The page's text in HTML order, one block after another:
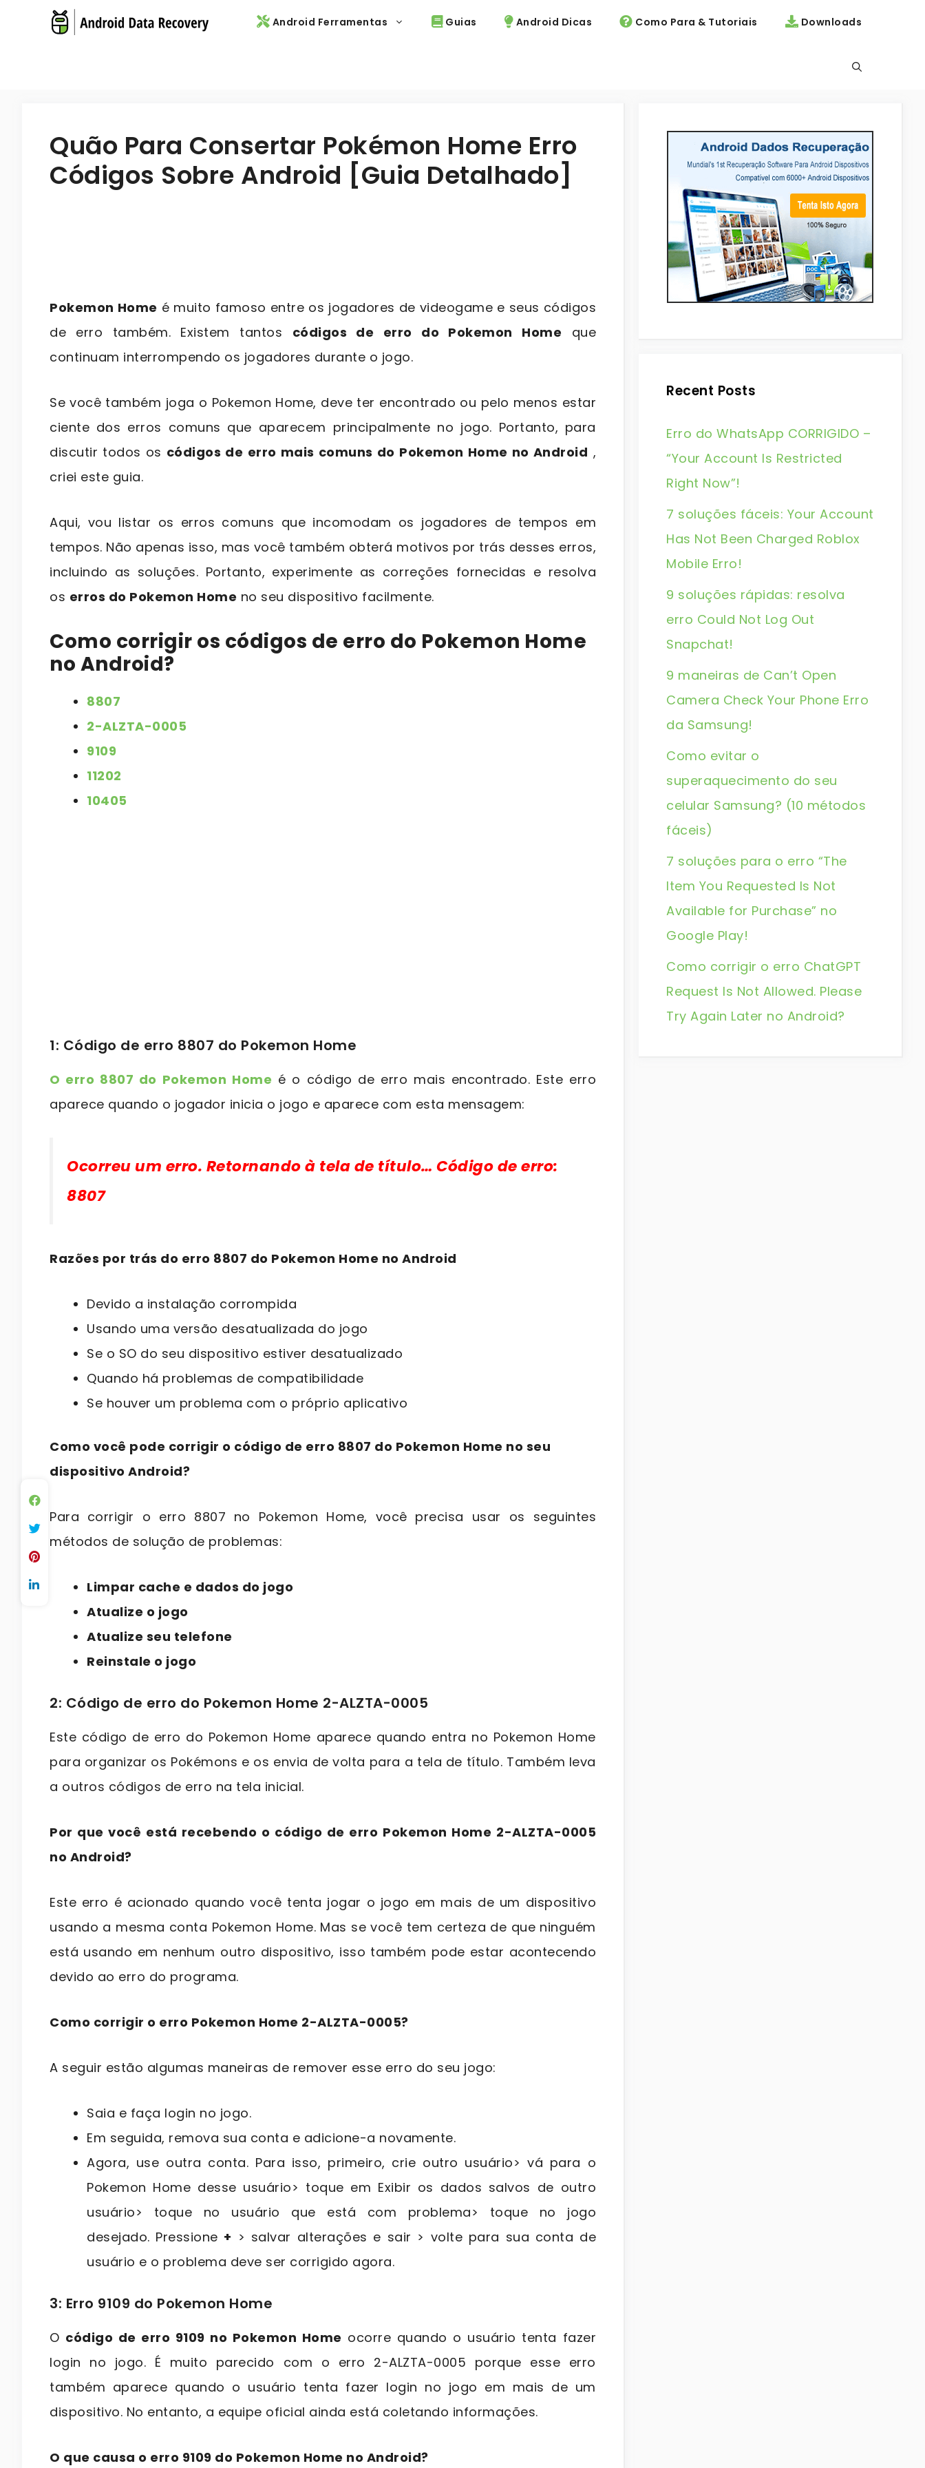
Android Ferramentas Guias Android Dicas Como Para & Tutoriais Downloads
Quão Para Consertar Pokémon Home Erro
Códigos Sobre Android [Guia Detalhado]
Pokemon Home é muito famoso entre os jogadores de videogame e seus códigos
de erro também. Existem tantos códigos de erro do Pokemon Home que
continuam interrompendo os jogadores durante o jogo.
Se você também joga o Pokemon Home, deve ter encontrado ou pelo menos estar
ciente dos erros comuns que aparecem principalmente no jogo. Portanto, para
discutir todos os códigos de erro mais comuns do Pokemon Home no Android ,
criei este guia.
Aqui, vou listar os erros comuns que incomodam os jogadores de tempos em
tempos. Não apenas isso, mas você também obterá motivos por trás desses erros,
incluindo as soluções. Portanto, experimente as correções fornecidas e resolva
os erros do Pokemon Home no seu dispositivo facilmente.
Como corrigir os códigos de erro do Pokemon Home
no Android?
8807
2-ALZTA-0005
9109
11202
10405
1: Código de erro 8807 do Pokemon Home
O erro 8807 do Pokemon Home é o código de erro mais encontrado. Este erro
aparece quando o jogador inicia o jogo e aparece com esta mensagem:
Ocorreu um erro. Retornando à tela de título… Código de erro:
8807
Razões por trás do erro 8807 do Pokemon Home no Android
Devido a instalação corrompida
Usando uma versão desatualizada do jogo
Se o SO do seu dispositivo estiver desatualizado
Quando há problemas de compatibilidade
Se houver um problema com o próprio aplicativo
Como você pode corrigir o código de erro 8807 do Pokemon Home no seu
dispositivo Android?
Para corrigir o erro 8807 no Pokemon Home, você precisa usar os seguintes
métodos de solução de problemas:
Limpar cache e dados do jogo
Atualize o jogo
Atualize seu telefone
Reinstale o jogo
2: Código de erro do Pokemon Home 2-ALZTA-0005
Este código de erro do Pokemon Home aparece quando entra no Pokemon Home
para organizar os Pokémons e os envia de volta para a tela de título. Também leva
a outros códigos de erro na tela inicial.
Por que você está recebendo o código de erro Pokemon Home 2-ALZTA-0005
no Android?
Este erro é acionado quando você tenta jogar o jogo em mais de um dispositivo
usando a mesma conta Pokemon Home. Mas se você tem certeza de que ninguém
está usando em nenhum outro dispositivo, isso também pode estar acontecendo
devido ao erro do programa.
Como corrigir o erro Pokemon Home 2-ALZTA-0005?
A seguir estão algumas maneiras de remover esse erro do seu jogo:
Saia e faça login no jogo.
Em seguida, remova sua conta e adicione-a novamente.
Agora, use outra conta. Para isso, primeiro, crie outro usuário> vá para o
Pokemon Home desse usuário> toque em Exibir os dados salvos de outro
usuário> toque no usuário que está com problema> toque no jogo
desejado. Pressione + > salvar alterações e sair > volte para sua conta de
usuário e o problema deve ser corrigido agora.
3: Erro 9109 do Pokemon Home
O código de erro 9109 no Pokemon Home ocorre quando o usuário tenta fazer
login no jogo. É muito parecido com o erro 2-ALZTA-0005 porque esse erro
também aparece quando o usuário tenta fazer login no jogo em mais de um
dispositivo. No entanto, a equipe oficial ainda está coletando informações.
O que causa o erro 9109 do Pokemon Home no Android?
Recent Posts
Erro do WhatsApp CORRIGIDO –
“Your Account Is Restricted
Right Now”!
7 soluções fáceis: Your Account
Has Not Been Charged Roblox
Mobile Erro!
9 soluções rápidas: resolva
erro Could Not Log Out
Snapchat!
9 maneiras de Can’t Open
Camera Check Your Phone Erro
da Samsung!
Como evitar o
superaquecimento do seu
celular Samsung? (10 métodos
fáceis)
7 soluções para o erro “The
Item You Requested Is Not
Available for Purchase” no
Google Play!
Como corrigir o erro ChatGPT
Request Is Not Allowed. Please
Try Again Later no Android?